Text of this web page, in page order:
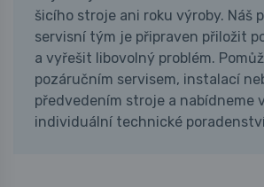
šicího stroje ani roku výroby. Náš
servisní tým je připraven přiložit
a vyřešit libovolný problém.
pozáručním servisem, instalací
předvedením stroje a nabídneme
individuální technické